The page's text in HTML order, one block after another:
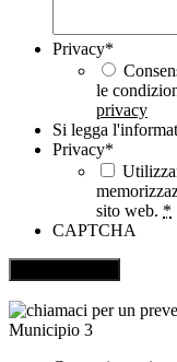
Privacy*
le
privacy
Si legga
Privacy*
sito web. *
CAPTCHA